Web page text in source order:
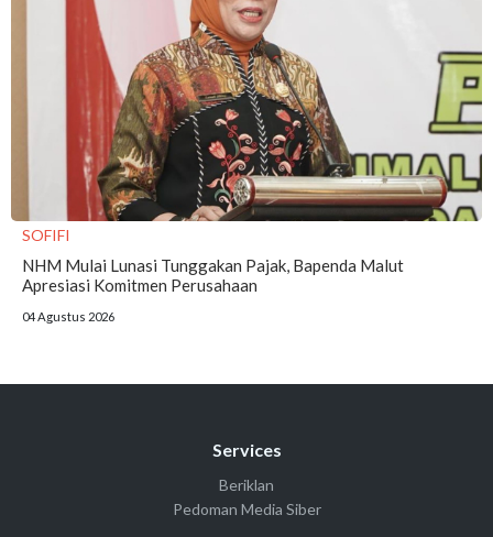
SOFIFI
NHM Mulai Lunasi Tunggakan Pajak, Bapenda Malut
Apresiasi Komitmen Perusahaan
04 Agustus 2026
Services
Beriklan
Pedoman Media Siber